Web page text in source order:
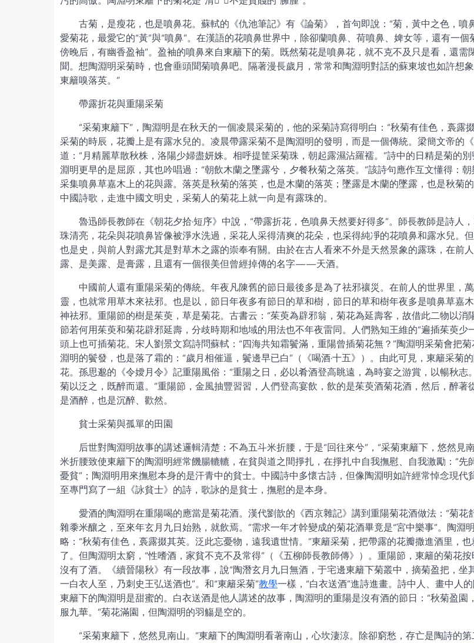
古菊，是瘦花，也是噴鼻花。蘇軾的《仇池筆記》有《論菊》，首句即說：“菊，黃中之色，噴
愛菊花，最愛它的“黃”與“噴鼻”。在漢語的花噴鼻世界中，除卻蘭噴鼻、荷噴鼻、婢女等，還有一個
傍晚后，有幽香盈袖”。盈袖的噴鼻來自東籬下的菊。既然菊花是噴鼻花，就不克不及只是看，還需
聞。想陶淵明采菊時，也會垂頭聞菊噴鼻吧。隔著漫長歲月，常常和陶淵明對話的蘇東坡也如許想
東籬嗅落英。”
帶露折花與重陽采菊
“采菊東籬下”，陶淵明是在秋天的一個凌晨采菊的，他的采菊詩寫得明白：“秋菊有佳色，裛露
采菊的時辰，花瓣上是有露水兒的。凌晨帶露采菊不是陶淵明的發明，而是一個傳統。梁簡文帝的
道：“月精麗草散秋株，洛陽少婦盡妍姝。相呼提筐采菊珠，朝起露濕沾羅襦。”詩中的日精是菊的
淵明更早的是屈原，其也吟唱過：“朝飲木蘭之墜露兮，夕餐秋菊之落英。”該詩句應作互文懂得：
采集噴鼻草嘉木上的花與露。落英是秋菊的落英，也是木蘭的落英；墜露是木蘭的墜露，也是秋菊
中國詩歌，走進中國文明史，采菊人的菊花上就一向是有露珠的。
魯迅師長教師在《朝花夕拾·短序》中說，“帶露折花，色噴鼻天然要好得多”。師長教師是詩人
珠清亮，花朵與花噴鼻皆像被淨水洗過，采花人采得清爽的花朵，也采得純凈的花噴鼻和露水兒。
也是史，與前人對露尤其是對草木之露的崇奉有關。由於在古人看來不外是天然景象的露珠，在前
露、是美露、是膏露，且還有一個很美但曾經掉傳的名字——天酒。
中國前人還有重陽采菊的傳統。年夜凡陳舊的節日最後多是為了祛邪禳災。在前人的世界里，
靈，也就常用草木來祛邪。也是以，節日年夜多有節日的草和樹，節日的草和樹年夜多是噴鼻草嘉
神祛邪。重陽節的樹是茱萸，草是菊花。古書云：“茱萸為辟邪翁，菊花為延壽客，故借此二物以消
節若何用茱萸和菊花辟邪延壽，分歧時期和地域的用法也不年夜雷同。人們熟知王維的“遍插茱萸少
頭上也可插菊花。宋人劉景文寫詩問蘇軾：“四海共知霜鬢滿，重陽曾插菊花無？”陶淵明采菊會把
淵明的鬢發，也是落了霜的：“歲月相催逼，鬢邊早已白”（《喝酒·十五》）。由此可見，東籬采菊
花。孫思邈的《令嬡月令》記重陽風俗：“重陽之日，必以肴酒登高眺遠，為時宴之游賞，以暢秋志
菊以泛之，既醉而還。”重陽節，金風抽豐習習，人們登高宴飲，飲的是茱萸酒菊花酒，然后，醉著
是酒醉，也是沉醉、歡然。
貧士采菊與孤單的田園
后世對陶淵明故事的講述邏輯清楚：不為五斗米折腰，于是“回往來兮”，“采菊東籬下，悠然見
米折腰致使東籬下的陶淵明經常饑腸轆轆，在貧與道之間掙扎，在掙扎中自我撫慰、自我激勵：“先
憂貧”；陶淵明用來撫慰本身的是汗青中的貧士。中國詩中多懷古詩，但像陶淵明如許經常悼念現代
至專門寫了一組《詠貧士》的詩，歌詠的是貧士，撫慰的是本身。
愛酒的陶淵明在重陽喝的應當是菊花酒。漢代劉歆的《西京雜記》講到重陽菊花酒做法：“菊花
雜黍米釀之，至來年玄月九日始熟，就飲焉。”需求一年才幹變成的菊花酒畢竟是“宮中樂事”。陶淵
略：“秋菊有佳色，裛露掇其英。泛此忘憂物，遠我遺世情。”東籬采菊，把帶露的花瓣撒進酒里，
了。但陶淵明太窮，“性嗜酒，家貧不克不及常得”（《五柳師長教師傳》）。重陽節，東籬的菊花
沒有了酒。《續晉陽秋》有一段故事，說“陶潛玄月九日無酒，于宅邊東籬下菊叢中，摘菊盈把，坐
一白衣人至，乃刺史王弘送酒也”。和“東籬采菊”教學一樣，“白衣送酒”進詩進畫。詩中人、畫中人
東籬下的陶淵明是甜蜜的。白衣送酒是他人講述的故事，陶淵明的重陽是沒有酒的節日：“秋菊盈園
服九華。”菊花滿園，但陶淵明的羽觴是空的。
“采菊東籬下，悠然見南山。”東籬下的陶淵明看著南山，心坎淒涼。除卻窮愁，存亡是陶詩的